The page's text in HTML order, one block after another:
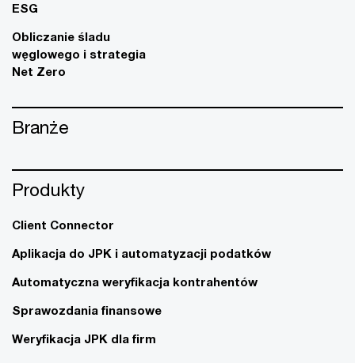
ESG
Obliczanie śladu
węglowego i strategia
Net Zero
Branże
Produkty
Client Connector
Aplikacja do JPK i automatyzacji podatków
Automatyczna weryfikacja kontrahentów
Sprawozdania finansowe
Weryfikacja JPK dla firm